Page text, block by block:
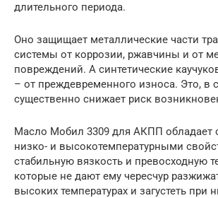
длительного периода.
Оно защищает металлические части
системы от коррозии, ржавчины и от
повреждений. А синтетические
– от преждевременного износа. Это, в
существенно снижает риск
Масло Мобил 3309 для АКПП обладает
низко- и высокотемпературными
стабильную вязкость и превосходную
которые не дают ему чересчур
высоких температурах и загустеть при